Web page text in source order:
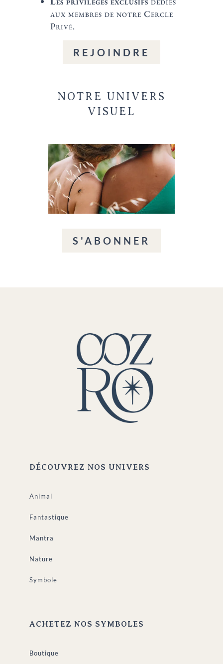
aux membres de notre Cercle
Privé.
REJOINDRE
NOTRE UNIVERS
VISUEL
S'ABONNER
DÉCOUVREZ NOS UNIVERS
Animal
Fantastique
Mantra
Nature
Symbole
ACHETEZ NOS SYMBOLES
Boutique